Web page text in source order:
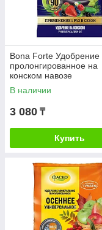
Bona Forte Удобрение
пролонгированное на
конском навозе
Универсальное, 2кг
В наличии
3 080 ₸
Купить